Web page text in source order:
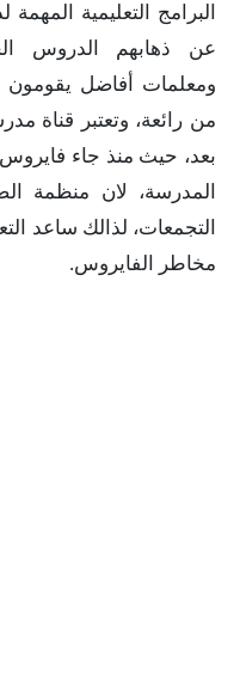
البرامج التعليمية
عن ذهابهم الدروس
ومعلمات أفاضل يقومون
من رائعة، وتعتبر قناة
بعد، حيث منذ جاء
المدرسة، لان منظمة
التجمعات، لذالك ساعد
مخاطر الفايروس.